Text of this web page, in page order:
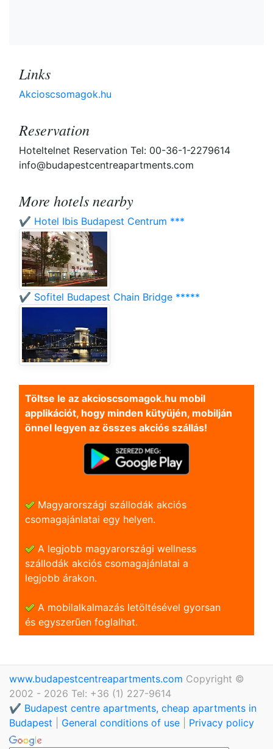
Links
Akcioscsomagok.hu
Reservation
Hoteltelnet Reservation Tel: 00-36-1-2279614
info@budapestcentreapartments.com
More hotels nearby
✔️ Hotel Ibis Budapest Centrum ***
✔️ Sofitel Budapest Chain Bridge *****
Töltse le az akcioscsomagok.hu mobil
applikációt, hogy minden kütyüjén, mobilján
önnel legyen az összes akciós szállás!
Magyarországi szállodák akciós
csomagajánlatai egy helyen.
A legjobb magyarországi wellness
szállodák akciós csomagajánlatai a
legjobb árakon.
A mobilalkalmazás letöltésével gyorsan
és egyszerũen foglalhat.
www.budapestcentreapartments.com Copyright ©
2002 - 2026 Tel: +36 (1) 227-9614
✔️ Budapest centre apartments, cheap apartments in
Budapest
General conditions of use Privacy policy